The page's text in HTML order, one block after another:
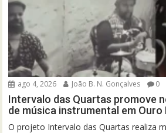
ago 4, 2026 João B. N. Gonçalves 0
Intervalo das Quartas promove
de música instrumental em Ouro
O projeto Intervalo das Quartas realiza